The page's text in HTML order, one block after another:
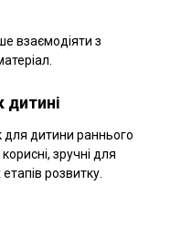
взаємодіяти з
дитини раннього
зручні для
розвитку.